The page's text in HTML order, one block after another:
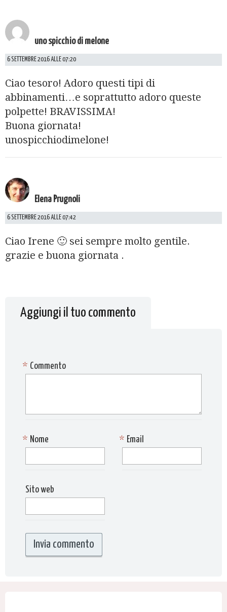
uno spicchio di melone
6 SETTEMBRE 2016 ALLE 07:20
Ciao tesoro! Adoro questi tipi di
abbinamenti…e soprattutto adoro queste
polpette! BRAVISSIMA!
Buona giornata!
unospicchiodimelone!
Elena Prugnoli
6 SETTEMBRE 2016 ALLE 07:42
Ciao Irene 🙂 sei sempre molto gentile.
grazie e buona giornata .
Aggiungi il tuo commento
Commento
*
Nome
* Email
*
Sito web